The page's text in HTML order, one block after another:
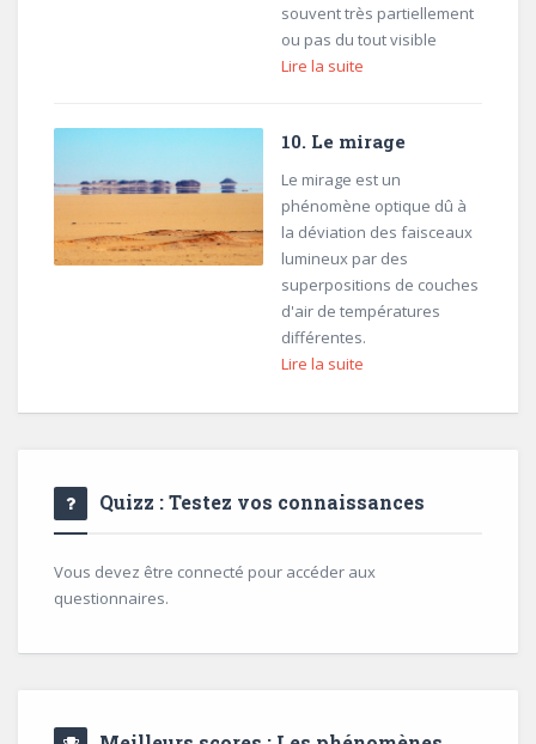
souvent très partiellement
ou pas du tout visible
Lire la suite
10. Le mirage
Le mirage est un
phénomène optique dû à
la déviation des faisceaux
lumineux par des
superpositions de couches
d'air de températures
différentes.
Lire la suite
Quizz : Testez vos connaissances
Vous devez être connecté pour accéder aux
questionnaires.